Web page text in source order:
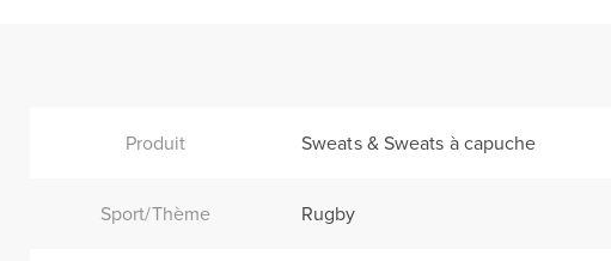
Produit Sweats & Sweats à capuche
Sport/Thème Rugby